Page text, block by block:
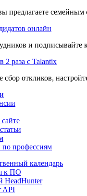
предлагаете семейным
онлайн
и подписывайте
2 раза с Talantix
сбор откликов,
профессиям
календарь
к ПО
HeadHunter
API